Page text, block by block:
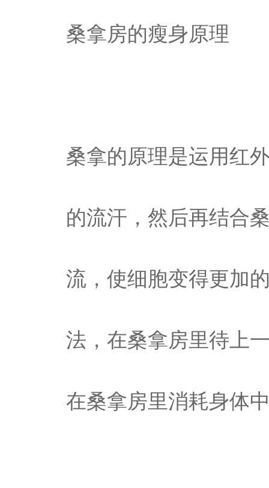
桑拿房的瘦身原理
桑拿的原理是运用红
的流汗，然后再结合
流，使细胞变得更加
法，在桑拿房里待上
在桑拿房里消耗身体